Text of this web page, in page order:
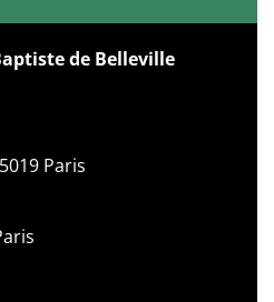
de Belleville
Paris